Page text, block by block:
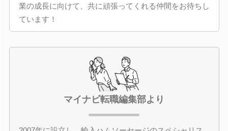
業の成長に向けて、共に頑張ってくれる仲間をお待ちし
ています！
マイナビ転職編集部より